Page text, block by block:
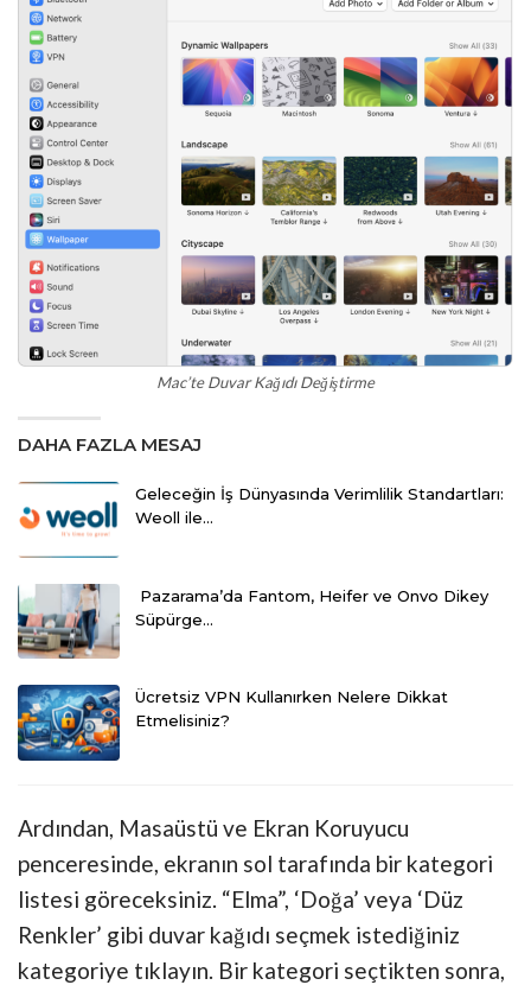
Mac’te Duvar Kağıdı Değiştirme
DAHA FAZLA MESAJ
Geleceğin İş Dünyasında Verimlilik Standartları:
Weoll ile…
Pazarama’da Fantom, Heifer ve Onvo Dikey
Süpürge…
Ücretsiz VPN Kullanırken Nelere Dikkat
Etmelisiniz?
Ardından, Masaüstü ve Ekran Koruyucu
penceresinde, ekranın sol tarafında bir kategori
listesi göreceksiniz. “Elma”, ‘Doğa’ veya ‘Düz
Renkler’ gibi duvar kağıdı seçmek istediğiniz
kategoriye tıklayın. Bir kategori seçtikten sonra,